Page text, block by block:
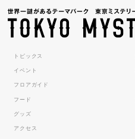
トピックス
イベント
フロアガイド
フード
グッズ
アクセス